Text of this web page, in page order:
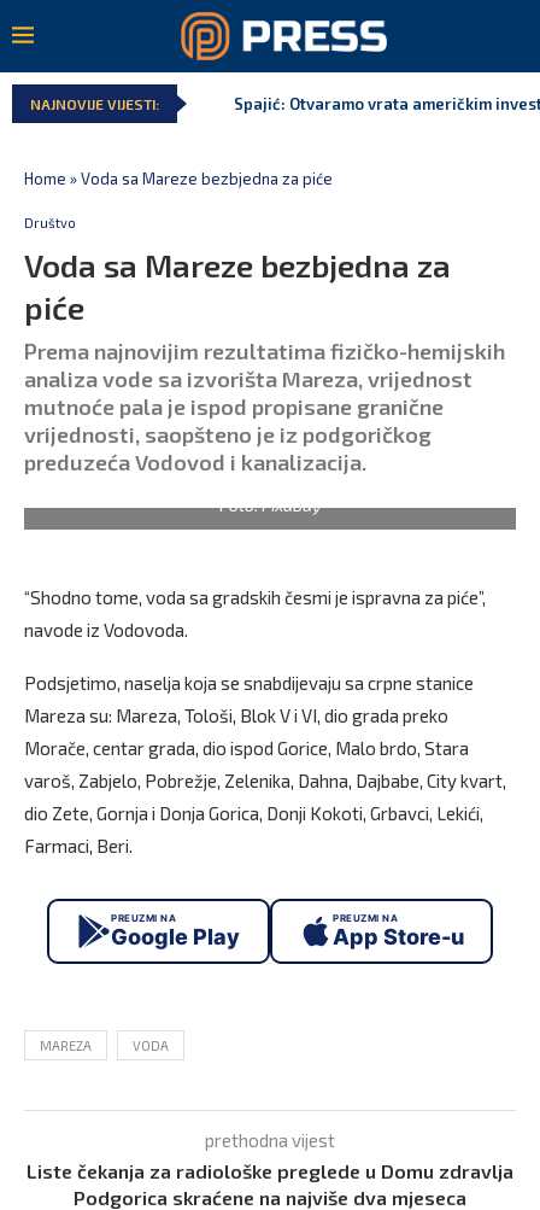
NAJNOVIJE VIJESTI: Spajić: Otvaramo vrata američkim
Home »Voda sa Mareze bezbjedna za piće
Društvo
Voda sa Mareze bezbjedna za
piće
Prema najnovijim rezultatima fizičko-hemijskih
analiza vode sa izvorišta Mareza, vrijednost
mutnoće pala je ispod propisane granične
vrijednosti, saopšteno je iz podgoričkog
preduzeća Vodovod i kanalizacija.
Foto: Pixabay
“Shodno tome, voda sa gradskih česmi je ispravna za piće”,
navode iz Vodovoda.
Podsjetimo, naselja koja se snabdijevaju sa crpne stanice
Mareza su: Mareza, Tološi, Blok V i VI, dio grada preko
Morače, centar grada, dio ispod Gorice, Malo brdo, Stara
varoš, Zabjelo, Pobrežje, Zelenika, Dahna, Dajbabe, City kvart,
dio Zete, Gornja i Donja Gorica, Donji Kokoti, Grbavci, Lekići,
Farmaci, Beri.
PREUZMI NA
Google Play
PREUZMI NA
App Store-u
MAREZA VODA
prethodna vijest
Liste čekanja za radiološke preglede u Domu zdravlja
Podgorica skraćene na najviše dva mjeseca